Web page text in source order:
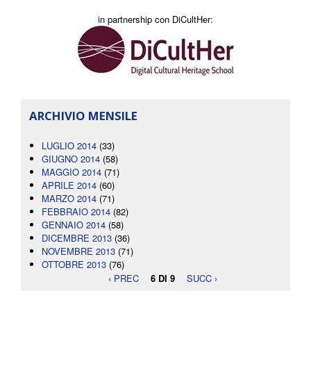
in partnership con DiCultHer:
ARCHIVIO MENSILE
LUGLIO 2014 (33)
GIUGNO 2014 (58)
MAGGIO 2014 (71)
APRILE 2014 (60)
MARZO 2014 (71)
FEBBRAIO 2014 (82)
GENNAIO 2014 (58)
DICEMBRE 2013 (36)
NOVEMBRE 2013 (71)
OTTOBRE 2013 (76)
‹ PREC
6 DI 9 SUCC ›